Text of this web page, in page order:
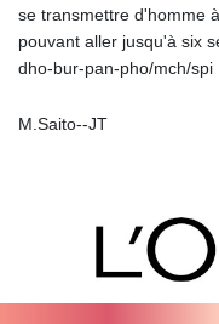
se transmettre d'homme
pouvant aller jusqu'à six
dho-bur-pan-pho/mch/spi
M.Saito--JT